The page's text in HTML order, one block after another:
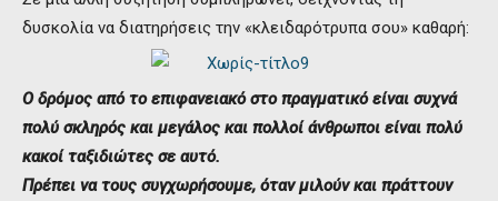
δυσκολία να διατηρήσεις την «κλειδαρότρυπα σου» καθαρή:
Ο δρόμος από το επιφανειακό στο πραγματικό είναι συχνά
πολύ σκληρός και μεγάλος και πολλοί άνθρωποι είναι πολύ
κακοί ταξιδιώτες σε αυτό.
Πρέπει να τους συγχωρήσουμε, όταν μιλούν και πράττουν